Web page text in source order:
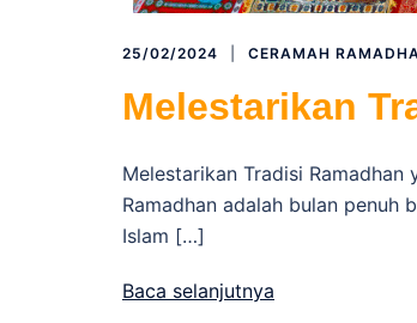
25/02/2024 CERAMAH
Melestarikan
Melestarikan Tradisi Ramadhan
Ramadhan adalah bulan penuh
Islam […]
Baca selanjutnya